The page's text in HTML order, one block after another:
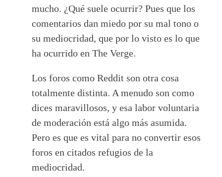
mucho. ¿Qué suele ocurrir? Pues que los
comentarios dan miedo por su mal tono o
su mediocridad, que por lo visto es lo que
ha ocurrido en The Verge.
Los foros como Reddit son otra cosa
totalmente distinta. A menudo son como
dices maravillosos, y esa labor voluntaria
de moderación está algo más asumida.
Pero es que es vital para no convertir esos
foros en citados refugios de la
mediocridad.